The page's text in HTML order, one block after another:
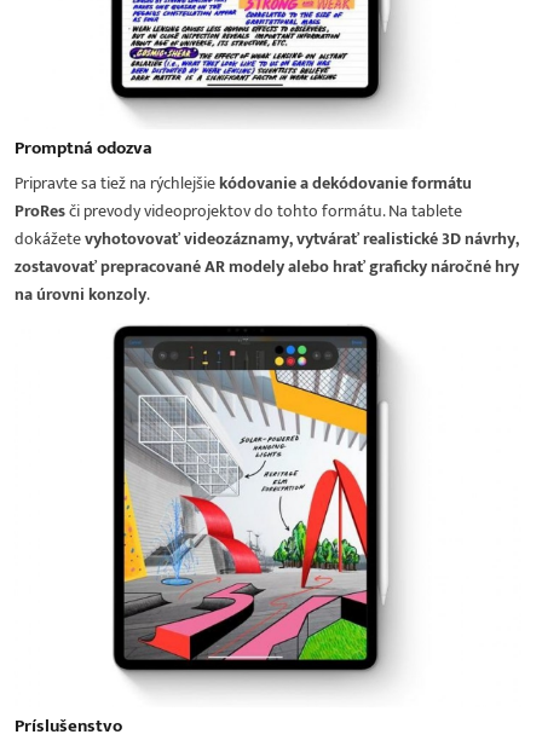
Promptná odozva
Pripravte sa tiež na rýchlejšiekódovanie a dekódovanie formátu
ProResči prevody videoprojektov do tohto formátu. Na tablete
dokážetevyhotovovať videozáznamy, vytvárať realistické 3D návrhy,
zostavovať prepracované AR modely alebo hrať graficky náročné hry
na úrovni konzoly.
Príslušenstvo